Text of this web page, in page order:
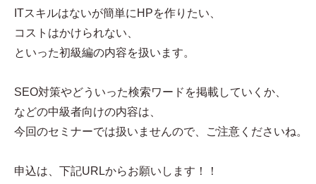
ITスキルはないが簡単にHPを作りたい、
コストはかけられない、
といった初級編の内容を扱います。
SEO対策やどういった検索ワードを掲載していくか、
などの中級者向けの内容は、
今回のセミナーでは扱いませんので、ご注意くださいね。
申込は、下記URLからお願いします！！